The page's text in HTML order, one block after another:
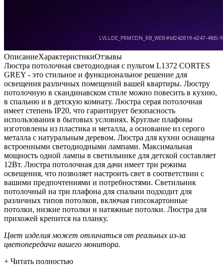
ОписаниеХарактеристикиОтзывы
Люстра потолочная светодиодная с пультом L1372 CORTES
GREY - это стильное и функциональное решение для
освещения различных помещений вашей квартиры. Люстру
потолочную в скандинавском стиле можно повесить в кухню,
в спальню и в детскую комнату. Люстра серая потолочная
имеет степень IP20, что гарантирует безопасность
использования в бытовых условиях. Круглые плафоны
изготовлены из пластика и металла, а основание из серого
металла с натуральным деревом. Люстра для кухни оснащена
встроенными светодиодными лампами. Максимальная
мощность одной лампы в светильнике для детской составляет
12Вт. Люстра потолочная для дачи имеет три режима
освещения, что позволяет настроить свет в соответствии с
вашими предпочтениями и потребностями. Светильник
потолочный на три плафона для спальни подходит для
различных типов потолков, включая гипсокартонные
потолки, низкие потолки и натяжные потолки. Люстра для
прихожей крепится на планку.
Цвет изделия может отличаться от реальных из-за
цветопередачи вашего монитора.
+ Читать полностью